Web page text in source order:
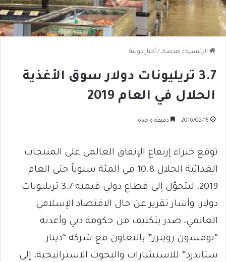
الرئيسية / إقتصاد / أخبار دولية
3.7 تريليونات دولار سوق الأغذية
الحلال في العام 2019
2016/02/15 دقيقة واحدة
توقع خبراء إرتفاع الإنفاق العالمي على المنتجات
الغذائية الحلال 10.8 في المئة سنوياً حتى العام
2019، ليتحوّل إلى قطاع دولي قيمته 3.7 تريليونات
دولار. وأشار تقرير عن حال الاقتصاد الإسلامي
العالمي، صدر بتكليف من حكومة دبي وأعدته
“تومسون رويترز” بالتعاون مع شركة “دينار
ستاندرد” للاستشارات والبحوث الاستراتيجية، إلى